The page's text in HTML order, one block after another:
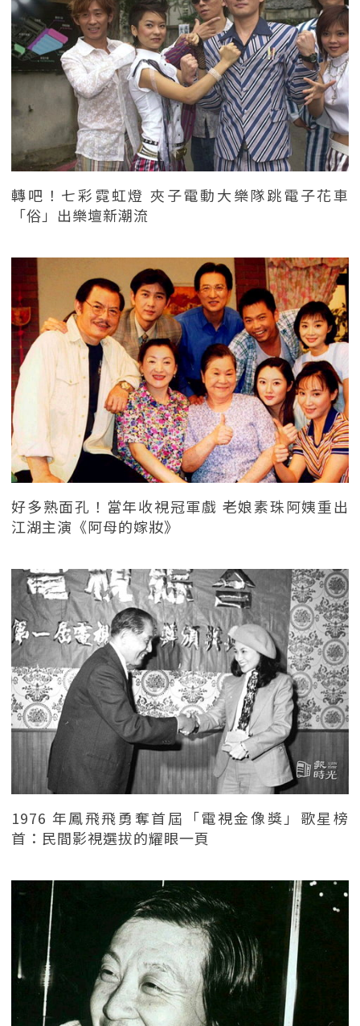
轉吧！七彩霓虹燈 夾子電動大樂隊跳電子花車
「俗」出樂壇新潮流
好多熟面孔！當年收視冠軍戲 老娘素珠阿姨重出
江湖主演《阿母的嫁妝》
1976 年鳳飛飛勇奪首屆「電視金像獎」歌星榜
首：民間影視選拔的耀眼一頁